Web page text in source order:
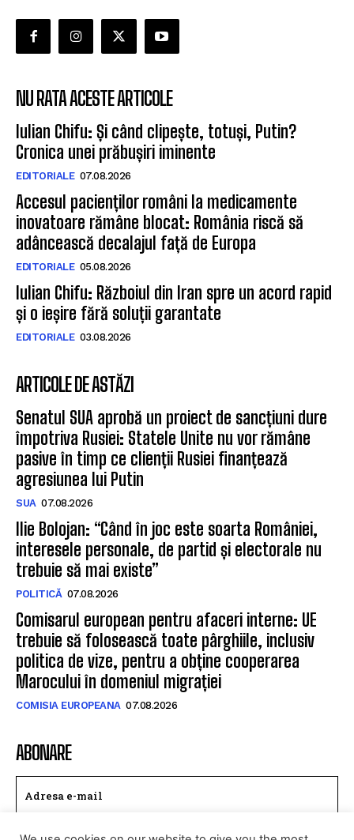
NU RATA ACESTE ARTICOLE
Iulian Chifu: Și când clipește, totuși, Putin?
Cronica unei prăbușiri iminente
EDITORIALE 07.08.2026
Accesul pacienților români la medicamente
inovatoare rămâne blocat: România riscă să
adâncească decalajul față de Europa
EDITORIALE 05.08.2026
Iulian Chifu: Războiul din Iran spre un acord rapid
și o ieșire fără soluții garantate
EDITORIALE 03.08.2026
ARTICOLE DE ASTĂZI
Senatul SUA aprobă un proiect de sancțiuni dure
împotriva Rusiei: Statele Unite nu vor rămâne
pasive în timp ce clienții Rusiei finanțează
agresiunea lui Putin
SUA 07.08.2026
Ilie Bolojan: “Când în joc este soarta României,
interesele personale, de partid și electorale nu
trebuie să mai existe”
POLITICĂ 07.08.2026
Comisarul european pentru afaceri interne: UE
trebuie să folosească toate pârghiile, inclusiv
politica de vize, pentru a obține cooperarea
Marocului în domeniul migrației
COMISIA EUROPEANA 07.08.2026
ABONARE